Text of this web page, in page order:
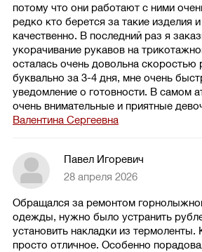
потому что они работают с ними
редко кто берется за такие изделия
качественно. В последний раз я
укорачивание рукавов на
осталась очень довольна
буквально за 3-4 дня, мне очень
уведомление о готовности. В самом
очень внимательные и приятные
Валентина Сергеевна
Павел Игоревич
28 апреля 2026
Обращался за ремонтом
одежды, нужно было устранить
установить накладки из термоленты.
просто отличное. Особенно